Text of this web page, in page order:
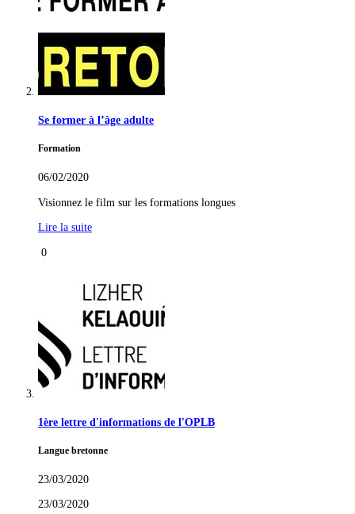
Se former à l’âge adulte
Formation
06/02/2020
Visionnez le film sur les formations longues
Lire la suite
0
1ère lettre d'informations de l'OPLB
Langue bretonne
23/03/2020
23/03/2020